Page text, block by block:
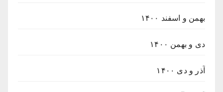
بهمن و اسفند ۱۴۰۰
دی و بهمن ۱۴۰۰
آذر و دی ۱۴۰۰